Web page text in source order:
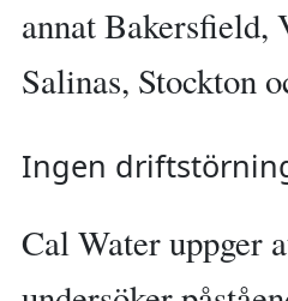
annat Bakersfield,
Salinas, Stockton
Ingen
Cal Water uppger